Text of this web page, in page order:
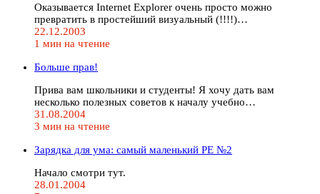
Оказывается Internet Explorer очень просто можно
превратить в простейший визуальный (!!!!)…
22.12.2003
1 мин на чтение
Больше прав!
Прива вам школьники и студенты! Я хочу дать вам
несколько полезных советов к началу учебно…
31.08.2004
3 мин на чтение
Зарядка для ума: самый маленький РЕ №2
Начало смотри тут.
28.01.2004